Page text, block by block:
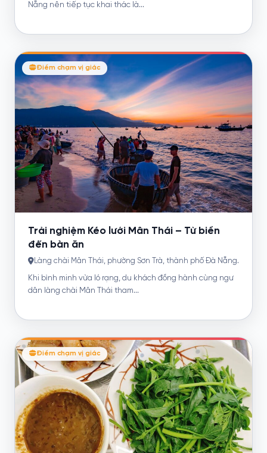
Nẵng nên tiếp tục khai thác là...
Điểm chạm vị giác
Trải nghiệm Kéo lưới Mân Thái – Từ biển
đến bàn ăn
Làng chài Mân Thái, phường Sơn Trà, thành phố Đà Nẵng.
Khi bình minh vừa ló rạng, du khách đồng hành cùng ngư
dân làng chài Mân Thái tham...
Điểm chạm vị giác